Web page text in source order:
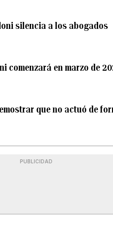
silencia a los abogados
comenzará en marzo de
que no actuó de
PUBLICIDAD